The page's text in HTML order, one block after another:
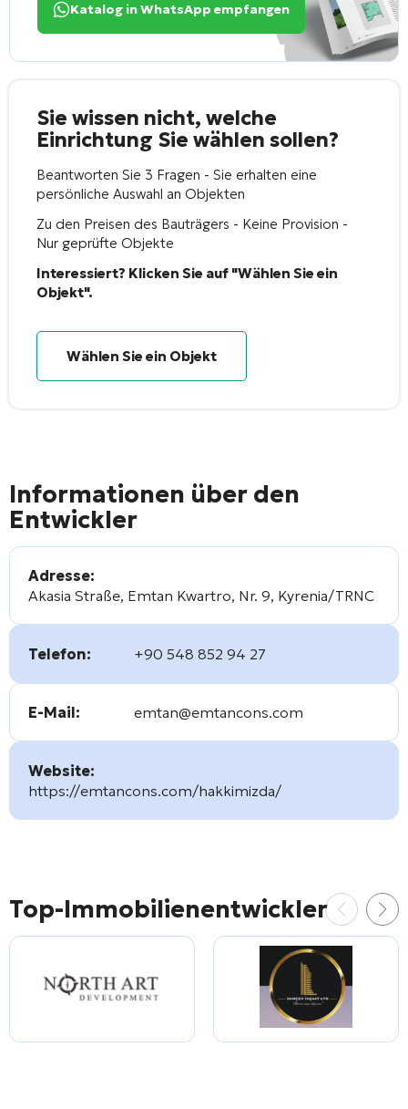
Katalog in WhatsApp empfangen
Sie wissen nicht, welche
Einrichtung Sie wählen sollen?
Beantworten Sie 3 Fragen - Sie erhalten eine
persönliche Auswahl an Objekten
Zu den Preisen des Bauträgers - Keine Provision -
Nur geprüfte Objekte
Interessiert? Klicken Sie auf "Wählen Sie ein
Objekt".
Wählen Sie ein Objekt
Informationen über den
Entwickler
Adresse:
Akasia Straße, Emtan Kwartro, Nr. 9, Kyrenia/TRNC
Telefon: +90 548 852 94 27
E-Mail: emtan@emtancons.com
Website:
https://emtancons.com/hakkimizda/
Top-Immobilienentwickler